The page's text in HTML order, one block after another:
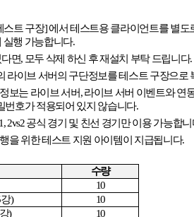
스트 구장]에서 테스트용 클라이언트를 별도
실행 가능합니다.
면, 모두 삭제 하신 후 재설치 부탁 드립니다.
라이브 서버의 구단정보를 테스트 구장으로
보는 라이브 서버,라이브 서버 이벤트와 연
번호가 적용되어 있지 않습니다.
2vs2공식 경기 및 친선 경기만 이용 가능합니
을 위한 테스트 지원 아이템이 지급됩니다.
수량
10
강)
10
)
10